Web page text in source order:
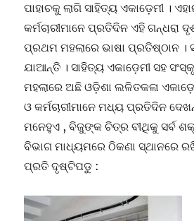
ପାହାଚକୁ ଲାଗି ସାହିତ୍ୟ ଏକାଡ଼େମୀ ।
କର୍ମଚାରୀମାନେ ପ୍ରତିଦିନ ଏହି ଗନ୍ଧରା
ପ୍ରଥମ ମହଲାରେ ଭାଷା ପ୍ରତିଷ୍ଠାନ ।
ଯାଆନ୍ତି । ସାହିତ୍ୟ ଏକାଡ଼େମୀ ସହ
ମହଲାରେ ଅଛି ଓଡ଼ିଶା ଲଳିତକଳା
ଓ କର୍ମଚାରୀମାନେ ମଧ୍ୟ ପ୍ରତିଦିନ
ମନେହୁଏ , ବିଜୁଙ୍କ ଚିତ୍ର ବୀଥିକୁ ସର୍ବ
ବିଭାଗ ମାଧ୍ୟମରେ ଠିକଣା ସ୍ଥାନରେ
ପ୍ରତି ଦୃଷ୍ଟିପଡୁ :